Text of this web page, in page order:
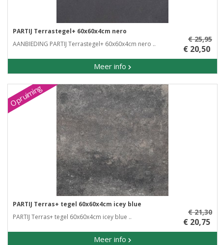
PARTIJ Terrastegel+ 60x60x4cm nero
AANBIEDING PARTIJ Terrastegel+ 60x60x4cm nero ..
Meer info
€ 25,95
€ 20,50
Opruiming
PARTIJ Terras+ tegel 60x60x4cm icey blue
PARTIJ Terras+ tegel 60x60x4cm icey blue ..
Meer info
€ 21,30
€ 20,75